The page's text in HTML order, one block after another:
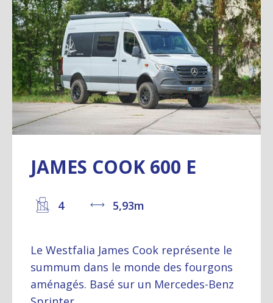
JAMES COOK 600 E
4 5,93m
Le Westfalia James Cook représente le
summum dans le monde des fourgons
aménagés. Basé sur un Mercedes-Benz